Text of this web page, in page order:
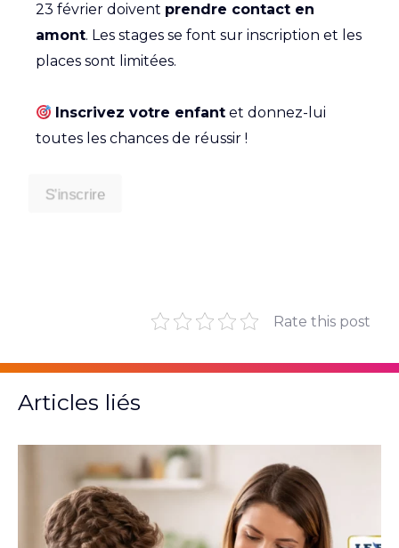
23 février doivent prendre contact en
amont. Les stages se font sur inscription et les
places sont limitées.
Inscrivez votre enfant et donnez-lui
toutes les chances de réussir !
S’inscrire
Rate this post
Articles liés